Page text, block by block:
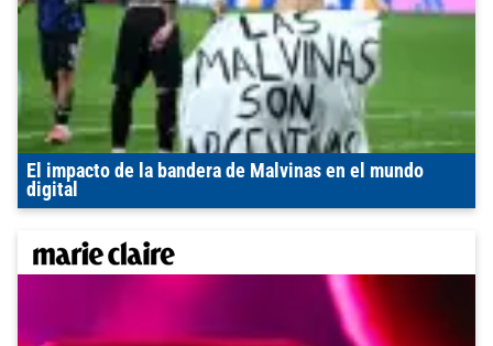
El impacto de la bandera de Malvinas en el mundo
digital